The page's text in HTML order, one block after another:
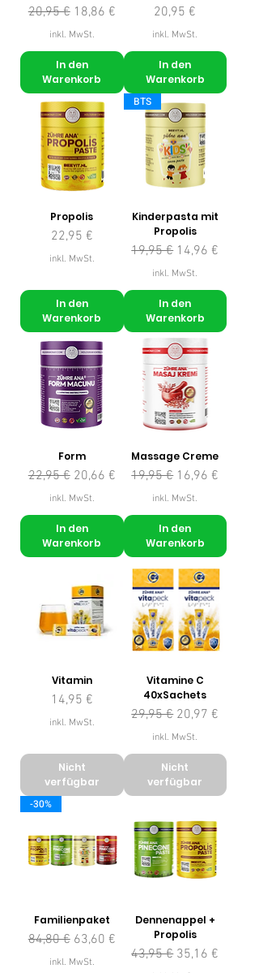
Standardpreis
20,95 € Sale-Preis
18,86 €
inkl. MwSt.
In den
Warenkorb
Preis
20,95 €
inkl. MwSt.
In den
Warenkorb
Propolis
Preis
22,95 €
inkl. MwSt.
In den
Warenkorb
BTS
Kinderpasta mit
Propolis
Standardpreis
19,95 € Sale-Preis
14,96 €
inkl. MwSt.
In den
Warenkorb
Form
Standardpreis
22,95 € Sale-Preis
20,66 €
inkl. MwSt.
In den
Warenkorb
Massage Creme
Standardpreis
19,95 € Sale-Preis
16,96 €
inkl. MwSt.
In den
Warenkorb
Vitamin
Preis
14,95 €
inkl. MwSt.
Nicht
verfügbar
Vitamine C
40xSachets
Standardpreis
29,95 € Sale-Preis
20,97 €
inkl. MwSt.
Nicht
verfügbar
-30%
Familienpaket
Standardpreis
84,80 € Sale-Preis
63,60 €
inkl. MwSt.
Dennenappel +
Propolis
Standardpreis
43,95 € Sale-Preis
35,16 €